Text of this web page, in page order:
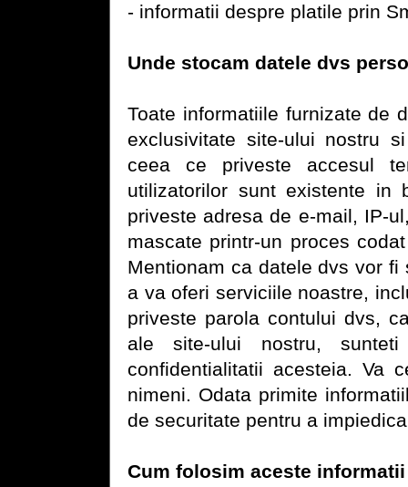
- informatii despre platile prin
Unde stocam datele dvs
Toate informatiile furnizate de
exclusivitate site-ului nostru
ceea ce priveste accesul
utilizatorilor sunt existente
priveste adresa de e-mail, IP-
mascate printr-un proces
Mentionam ca datele dvs vor
a va oferi serviciile noastre,
priveste parola contului dvs,
ale site-ului nostru,
confidentialitatii acesteia. Va
nimeni. Odata primite
de securitate pentru a
Cum folosim aceste informatii